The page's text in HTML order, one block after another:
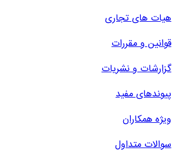
هیات های تجاری
قوانین و مقررات
گزارشات و نشریات
پیوندهای مفید
ویژه همکاران
سوالات متداول